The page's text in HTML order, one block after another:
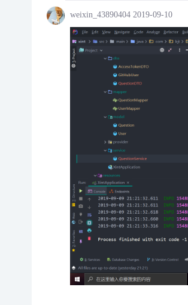
weixin_43890404 2019-09-10